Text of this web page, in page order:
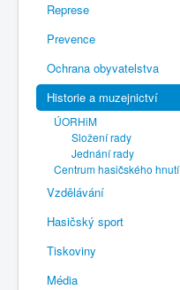
Represe
Prevence
Ochrana obyvatelstva
Historie a muzejnictví
ÚORHiM
Složení rady
Jednání rady
Centrum hasičského hnutí
Vzdělávání
Hasičský sport
Tiskoviny
Média